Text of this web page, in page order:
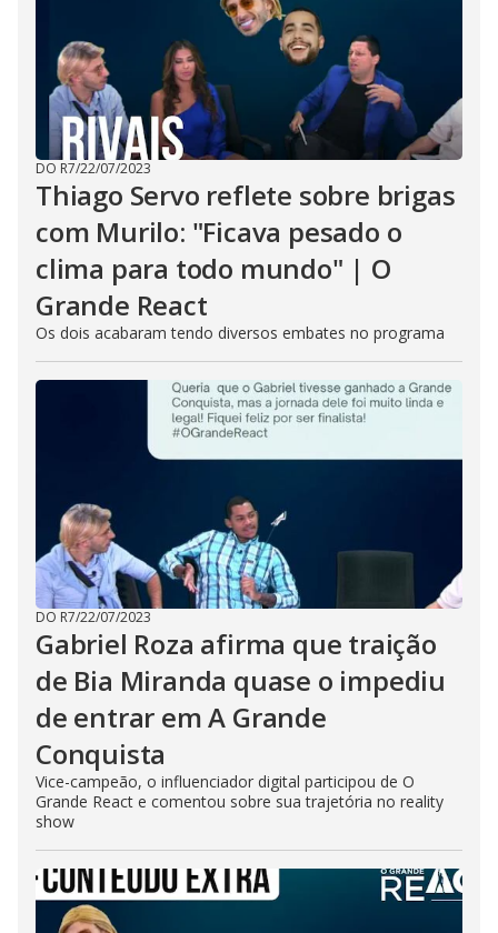
DO R7/22/07/2023
Thiago Servo reflete sobre brigas
com Murilo: "Ficava pesado o
clima para todo mundo" | O
Grande React
Os dois acabaram tendo diversos embates no programa
DO R7/22/07/2023
Gabriel Roza afirma que traição
de Bia Miranda quase o impediu
de entrar em A Grande
Conquista
Vice-campeão, o influenciador digital participou de O
Grande React e comentou sobre sua trajetória no reality
show